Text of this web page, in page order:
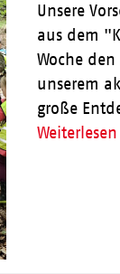
Unsere
aus dem
Woche
unserem
große
Weiterlesen